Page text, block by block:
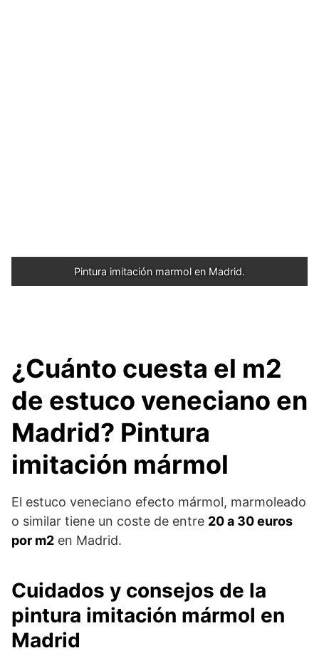
Pintura imitación marmol en Madrid.
¿Cuánto cuesta el m2
de estuco veneciano en
Madrid? Pintura
imitación mármol
El estuco veneciano efecto mármol, marmoleado
o similar tiene un coste de entre 20 a 30 euros
por m2 en Madrid.
Cuidados y consejos de la
pintura imitación mármol en
Madrid